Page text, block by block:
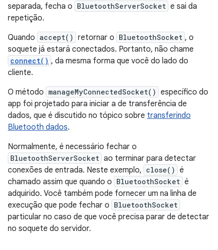
separada, fecha o BluetoothServerSocket e sai da
repetição.
Quando accept() retornar o BluetoothSocket , o
soquete já estará conectados. Portanto, não chame
connect() , da mesma forma que você do lado do
cliente.
O método manageMyConnectedSocket() específico do
app foi projetado para iniciar a de transferência de
dados, que é discutido no tópico sobre transferindo
Bluetooth dados.
Normalmente, é necessário fechar o
BluetoothServerSocket ao terminar para detectar
conexões de entrada. Neste exemplo, close() é
chamado assim que quando o BluetoothSocket é
adquirido. Você também pode fornecer um na linha de
execução que pode fechar o BluetoothSocket
particular no caso de que você precisa parar de detectar
no soquete do servidor.